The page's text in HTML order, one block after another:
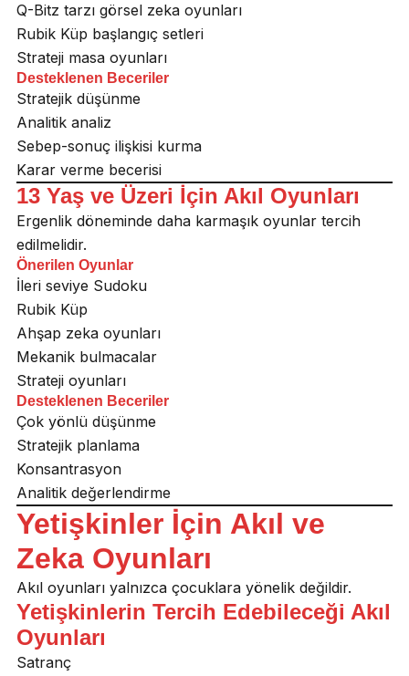
Q-Bitz tarzı görsel zeka oyunları
Rubik Küp başlangıç setleri
Strateji masa oyunları
Desteklenen Beceriler
Stratejik düşünme
Analitik analiz
Sebep-sonuç ilişkisi kurma
Karar verme becerisi
13 Yaş ve Üzeri İçin Akıl Oyunları
Ergenlik döneminde daha karmaşık oyunlar tercih
edilmelidir.
Önerilen Oyunlar
İleri seviye Sudoku
Rubik Küp
Ahşap zeka oyunları
Mekanik bulmacalar
Strateji oyunları
Desteklenen Beceriler
Çok yönlü düşünme
Stratejik planlama
Konsantrasyon
Analitik değerlendirme
Yetişkinler İçin Akıl ve
Zeka Oyunları
Akıl oyunları yalnızca çocuklara yönelik değildir.
Yetişkinlerin Tercih Edebileceği Akıl
Oyunları
Satranç